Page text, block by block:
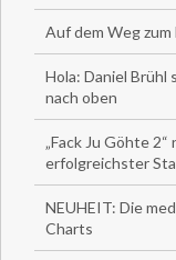
Auf dem Weg
Hola: Daniel Brühl
nach oben
„Fack Ju Göhte 2“
erfolgreichster
NEUHEIT: Die
Charts